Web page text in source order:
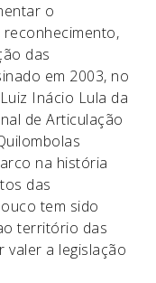
o
das
em 2003, no
Inácio Lula da
de Articulação
na história
das
tem sido
território das
valer a legislação